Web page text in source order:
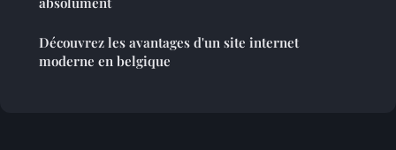
Découvrez les avantages d'un site internet
moderne en belgique